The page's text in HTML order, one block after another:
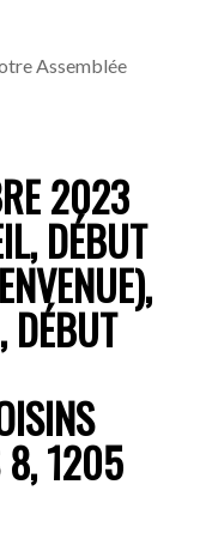
Assemblée
2023
DÉBUT
DÉBUT
8, 1205